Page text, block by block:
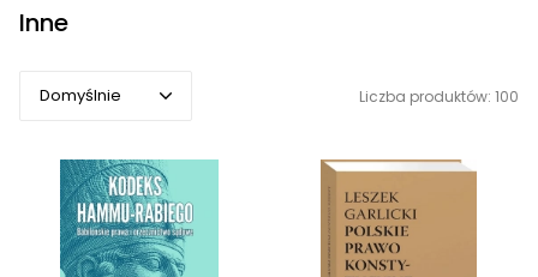
Inne
Domyślnie
Domyślnie
Popularne
Cena rosnąco
Liczba produktów: 100